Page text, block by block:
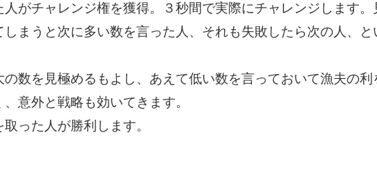
人がチャレンジ権を獲得。３秒間で実際にチャレンジします
しまうと次に多い数を言った人、それも失敗したら次の人、
の数を見極めるもよし、あえて低い数を言っておいて漁夫の
意外と戦略も効いてきます。
った人が勝利します。